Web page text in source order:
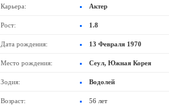
Карьера: Актер
Рост: 1.8
Дата рождения: 13 Февраля 1970
Место рождения: Сеул, Южная Корея
Зодия: Водолей
Возраст: 56 лет